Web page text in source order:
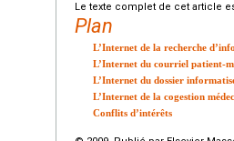
Le texte complet de cet article
Plan
L’Internet de la recherche
L’Internet du courriel patient-
L’Internet du dossier
L’Internet de la cogestion
Conflits d’intérêts